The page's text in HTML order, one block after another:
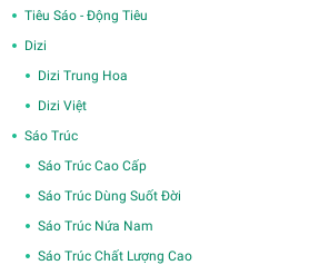
Tiêu Sáo - Động Tiêu
Dizi
Dizi Trung Hoa
Dizi Việt
Sáo Trúc
Sáo Trúc Cao Cấp
Sáo Trúc Dùng Suốt Đời
Sáo Trúc Nứa Nam
Sáo Trúc Chất Lượng Cao